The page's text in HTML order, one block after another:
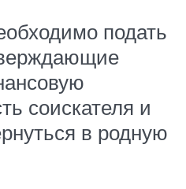
подать
соискателя и
в родную